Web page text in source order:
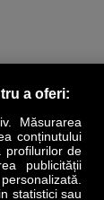
SPECIAL OPINII
a oferi:
Măsurarea
conținutului
profilurilor de
publicității
statistici sau